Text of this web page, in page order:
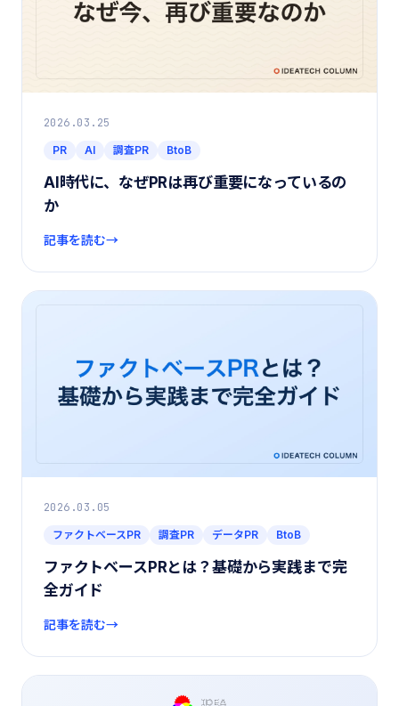
2026.03.25
PR AI 調査PR BtoB
AI時代に、なぜPRは再び重要になっているの
か
記事を読む
2026.03.05
ファクトベースPR 調査PR データPR BtoB
ファクトベースPRとは？基礎から実践まで完
全ガイド
記事を読む